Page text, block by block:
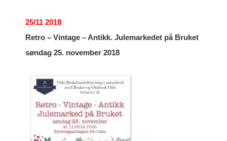
25/11 2018
Retro – Vintage – Antikk. Julemarkedet på Bruket
søndag 25. november 2018